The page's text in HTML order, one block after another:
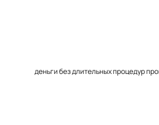
деньги без длительных процедур